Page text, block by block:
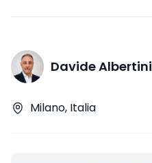
Davide Albertini
Milano, Italia